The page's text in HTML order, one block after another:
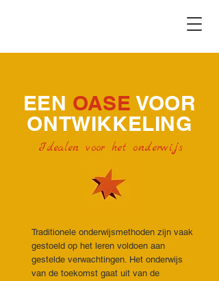
EEN OASE VOOR
ONTWIKKELING
Idealen voor het onderwijs
Traditionele onderwijsmethoden zijn vaak
gestoeld op het leren voldoen aan
gestelde verwachtingen. Het onderwijs
van de toekomst gaat uit van de